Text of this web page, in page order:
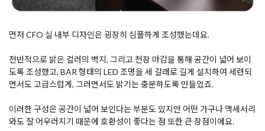
먼저 CFO 실 내부 디자인은 굉장히 심플하게 조성했는데요.
전반적으로 밝은 컬러의 벽지, 그리고 천장 마감을 통해 공간이 넓어 보이
도록 조성했고, BAR 형태의 LED 조명을 세 갈래로 길게 설치하여 세련되
면서도 고급스럽게, 그러면서도 밝기는 충분하도록 만들었죠.
이러한 구성은 공간이 넓어 보인다는 부분도 있지만 어떤 가구나 액세서리
와도 잘 어우러지기 때문에 호환성이 좋다는 점 또한 큰 장점이에요.